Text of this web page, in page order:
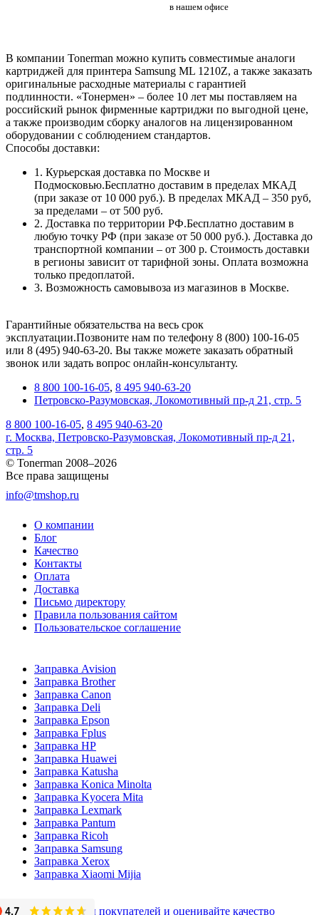
в нашем офисе
В компании Tonerman можно купить совместимые аналоги
картриджей для принтера Samsung ML 1210Z, а также заказать
оригинальные расходные материалы с гарантией
подлинности. «Тонермен» – более 10 лет мы поставляем на
российский рынок фирменные картриджи по выгодной цене,
а также производим сборку аналогов на лицензированном
оборудовании с соблюдением стандартов.
Способы доставки:
1. Курьерская доставка по Москве и
Подмосковью.Бесплатно доставим в пределах МКАД
(при заказе от 10 000 руб.). В пределах МКАД – 350 руб,
за пределами – от 500 руб.
2. Доставка по территории РФ.Бесплатно доставим в
любую точку РФ (при заказе от 50 000 руб.). Доставка до
транспортной компании – от 300 р. Стоимость доставки
в регионы зависит от тарифной зоны. Оплата возможна
только предоплатой.
3. Возможность самовывоза из магазинов в Москве.
Гарантийные обязательства на весь срок
эксплуатации.Позвоните нам по телефону 8 (800) 100-16-05
или 8 (495) 940-63-20. Вы также можете заказать обратный
звонок или задать вопрос онлайн-консультанту.
8 800 100-16-05, 8 495 940-63-20
Петровско-Разумовская, Локомотивный пр-д 21, стр. 5
8 800 100-16-05, 8 495 940-63-20
г. Москва, Петровско-Разумовская, Локомотивный пр-д 21,
стр. 5
© Tonerman 2008–2026
Все права защищены
info@tmshop.ru
О компании
Блог
Качество
Контакты
Оплата
Доставка
Письмо директору
Правила пользования сайтом
Пользовательское соглашение
Заправка Avision
Заправка Brother
Заправка Canon
Заправка Deli
Заправка Epson
Заправка Fplus
Заправка HP
Заправка Huawei
Заправка Katusha
Заправка Konica Minolta
Заправка Kyocera Mita
Заправка Lexmark
Заправка Pantum
Заправка Ricoh
Заправка Samsung
Заправка Xerox
Заправка Xiaomi Mijia